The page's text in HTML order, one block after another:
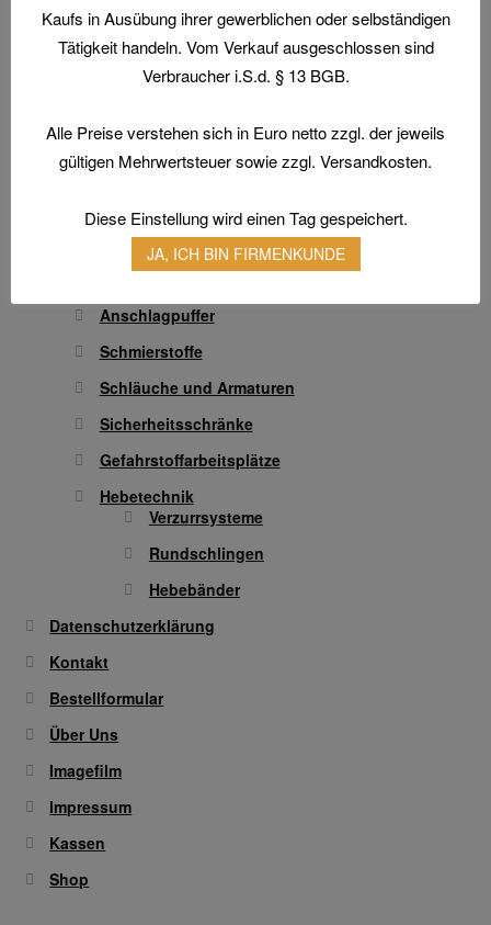
der
Produktseite
Berufsbekleidung
Arbeitshandschuhe
Transferdruck & Stick
Technische Artikel
Anschlagpuffer
Schmierstoffe
Schläuche und Armaturen
Sicherheitsschränke
Gefahrstoffarbeitsplätze
Hebetechnik
Verzurrsysteme
Rundschlingen
Hebebänder
Datenschutzerklärung
Kontakt
Bestellformular
Über Uns
Imagefilm
Impressum
Kassen
Shop
Kaufs in Ausübung ihrer gewerblichen oder selbständigen
Tätigkeit handeln. Vom Verkauf ausgeschlossen sind
Verbraucher i.S.d. § 13 BGB.
Alle Preise verstehen sich in Euro netto zzgl. der jeweils
gültigen Mehrwertsteuer sowie zzgl. Versandkosten.
Diese Einstellung wird einen Tag gespeichert.
JA, ICH BIN FIRMENKUNDE